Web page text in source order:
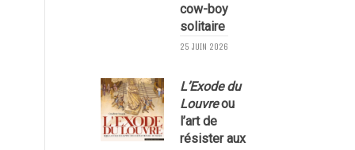
cow-boy
solitaire
25 JUIN 2026
L’Exode du
Louvreou
l’art de
résister aux